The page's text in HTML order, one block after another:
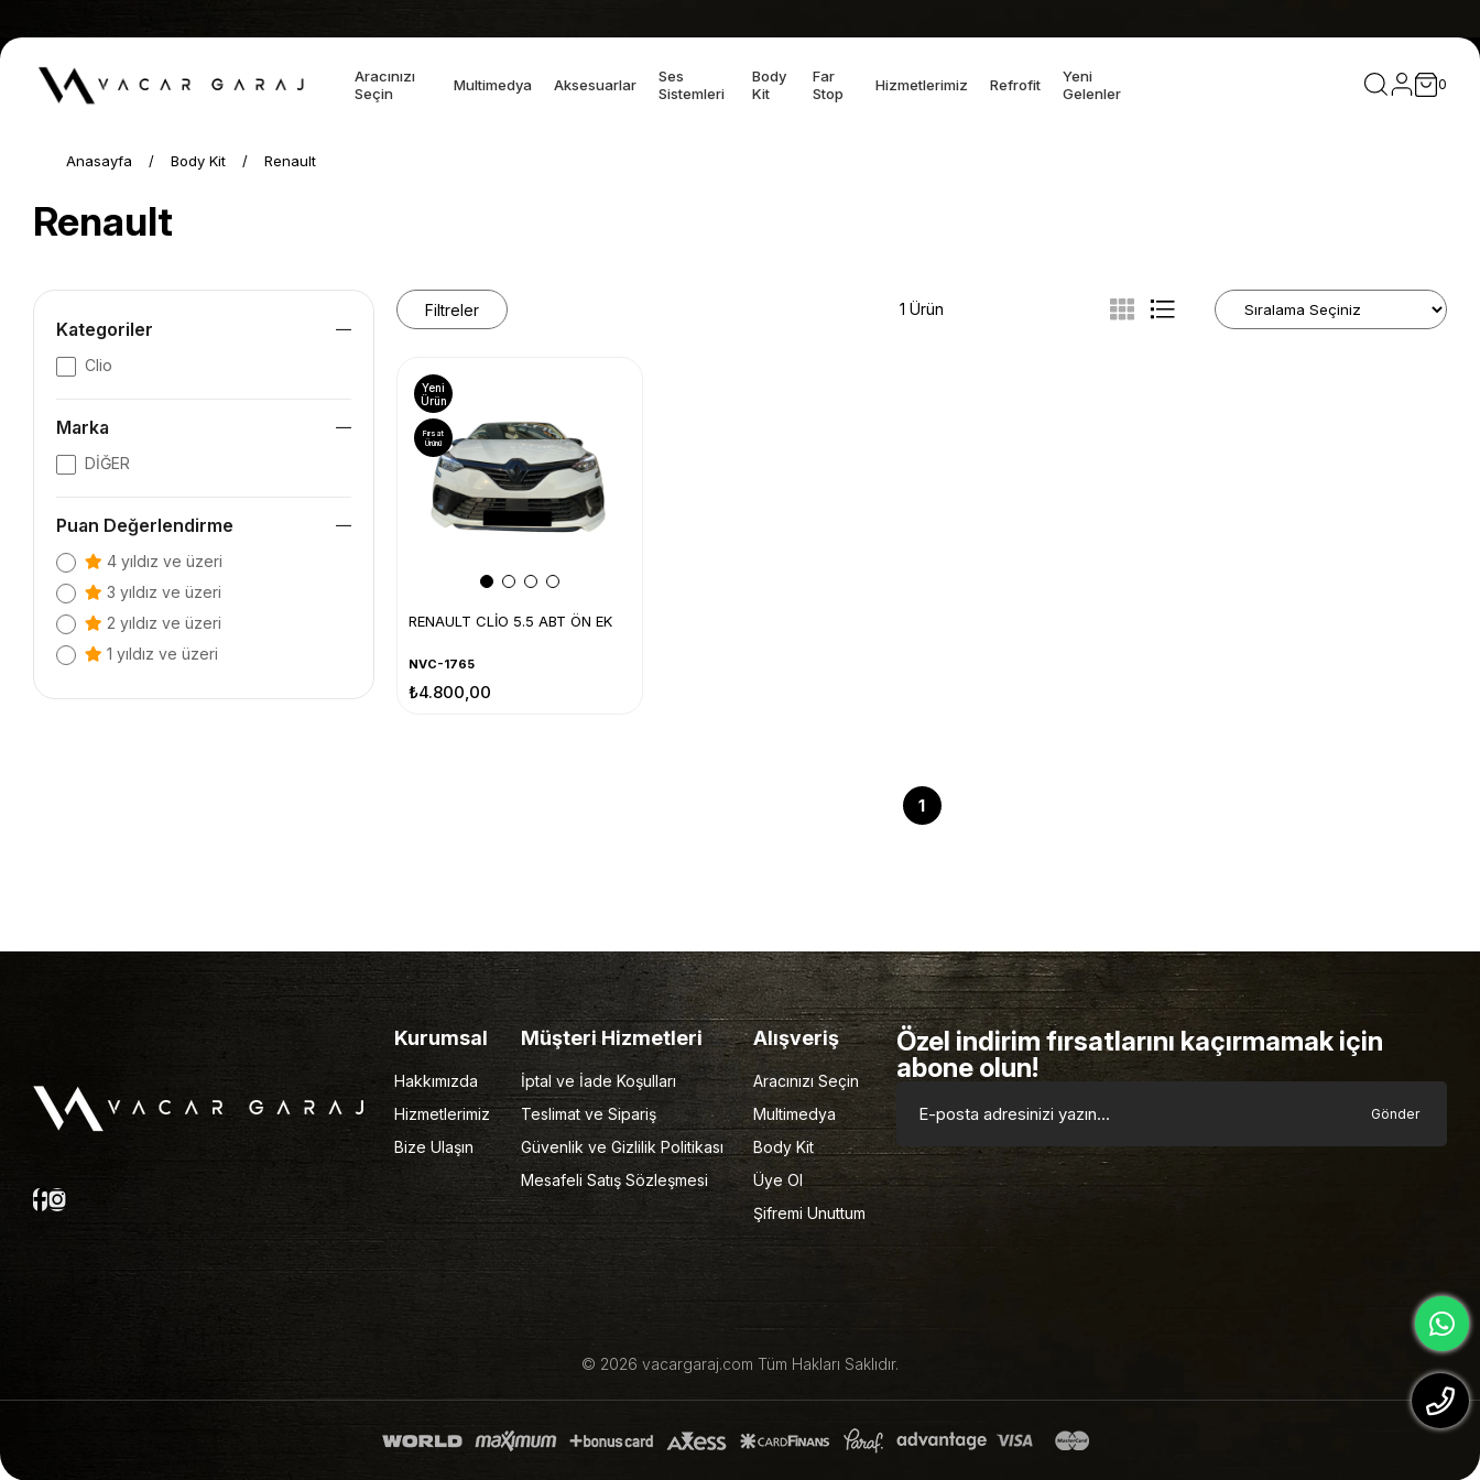
Aracınızı
Seçin
Multimedya Aksesuarlar
Ses
Sistemleri
Body
Kit
Far
Stop
Hizmetlerimiz Refrofit
Yeni
Gelenler
0
Anasayfa Body Kit Renault
Renault
Kategoriler
Clio
Marka
DİĞER
Puan Değerlendirme
4 yıldız ve üzeri
3 yıldız ve üzeri
2 yıldız ve üzeri
1 yıldız ve üzeri
1 Ürün
Filtreler
RENAULT CLİO 5.5 ABT ÖN EK
NVC-1765
₺4.800,00
Yeni
Ürün
Fırsat
Ürünü
1
Kurumsal
Hakkımızda
Hizmetlerimiz
Bize Ulaşın
Müşteri Hizmetleri
İptal ve İade Koşulları
Teslimat ve Sipariş
Güvenlik ve Gizlilik Politikası
Mesafeli Satış Sözleşmesi
Alışveriş
Aracınızı Seçin
Multimedya
Body Kit
Üye Ol
Şifremi Unuttum
Özel indirim fırsatlarını kaçırmamak için
abone olun!
Gönder
© 2026 vacargaraj.com Tüm Hakları Saklıdır.